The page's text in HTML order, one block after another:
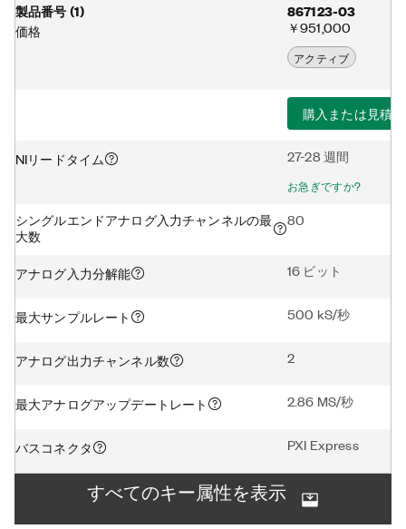
製品番号(1)
価格
867123-03
￥951,000
アクティブ
購入または見積
NIリードタイム 27-28 週間
お急ぎですか?
シングルエンドアナログ入力チャンネルの最
大数
80
アナログ入力分解能 16 ビット
最大サンプルレート 500 kS/秒
アナログ出力チャンネル数 2
最大アナログアップデートレート 2.86 MS/秒
バスコネクタ PXI Express
すべてのキー属性を表示